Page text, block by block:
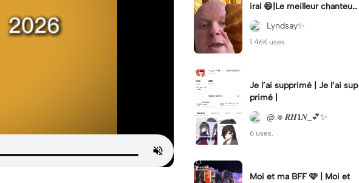
iral 😄|Le meilleur chanteur
#meme #mème #chanteu
r #humour
Lyndsay✨
1.46K uses.
Je l’ai supprimé | Je l’ai sup
primé |
@.𖦹 𝑹𝑯𝟏𝑵_💕✨
6 uses.
Moi et ma BFF 🩷 | Moi et